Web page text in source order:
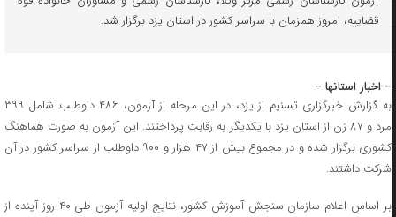
قضاییه، امروز همزمان با سراسر کشور در استان یزد برگزار شد.
– اخبار استانها –
به گزارش خبرگزاری تسنیم از یزد، در این مرحله از آزمون، ۴۸۶ داوطلب شامل ۳۹۹
مرد و ۸۷ زن از استان یزد با یکدیگر به رقابت پرداختند. این آزمون به صورت هماهنگ
کشوری برگزار شده و در مجموع بیش از ۴۷ هزار و ۹۰۰ داوطلب از سراسر کشور در آن
شرکت داشتند.
بر اساس اعلام سازمان سنجش آموزش کشور، نتایج اولیه آزمون طی ۴۰ روز آینده از